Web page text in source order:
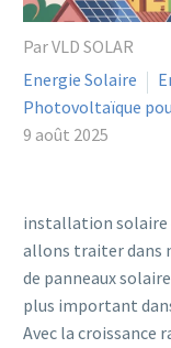
Par VLD SOLAR
Energie Solaire
Photovoltaïque
9 août 2025
installation solaire
allons traiter dans
de panneaux
plus important
Avec la croissance